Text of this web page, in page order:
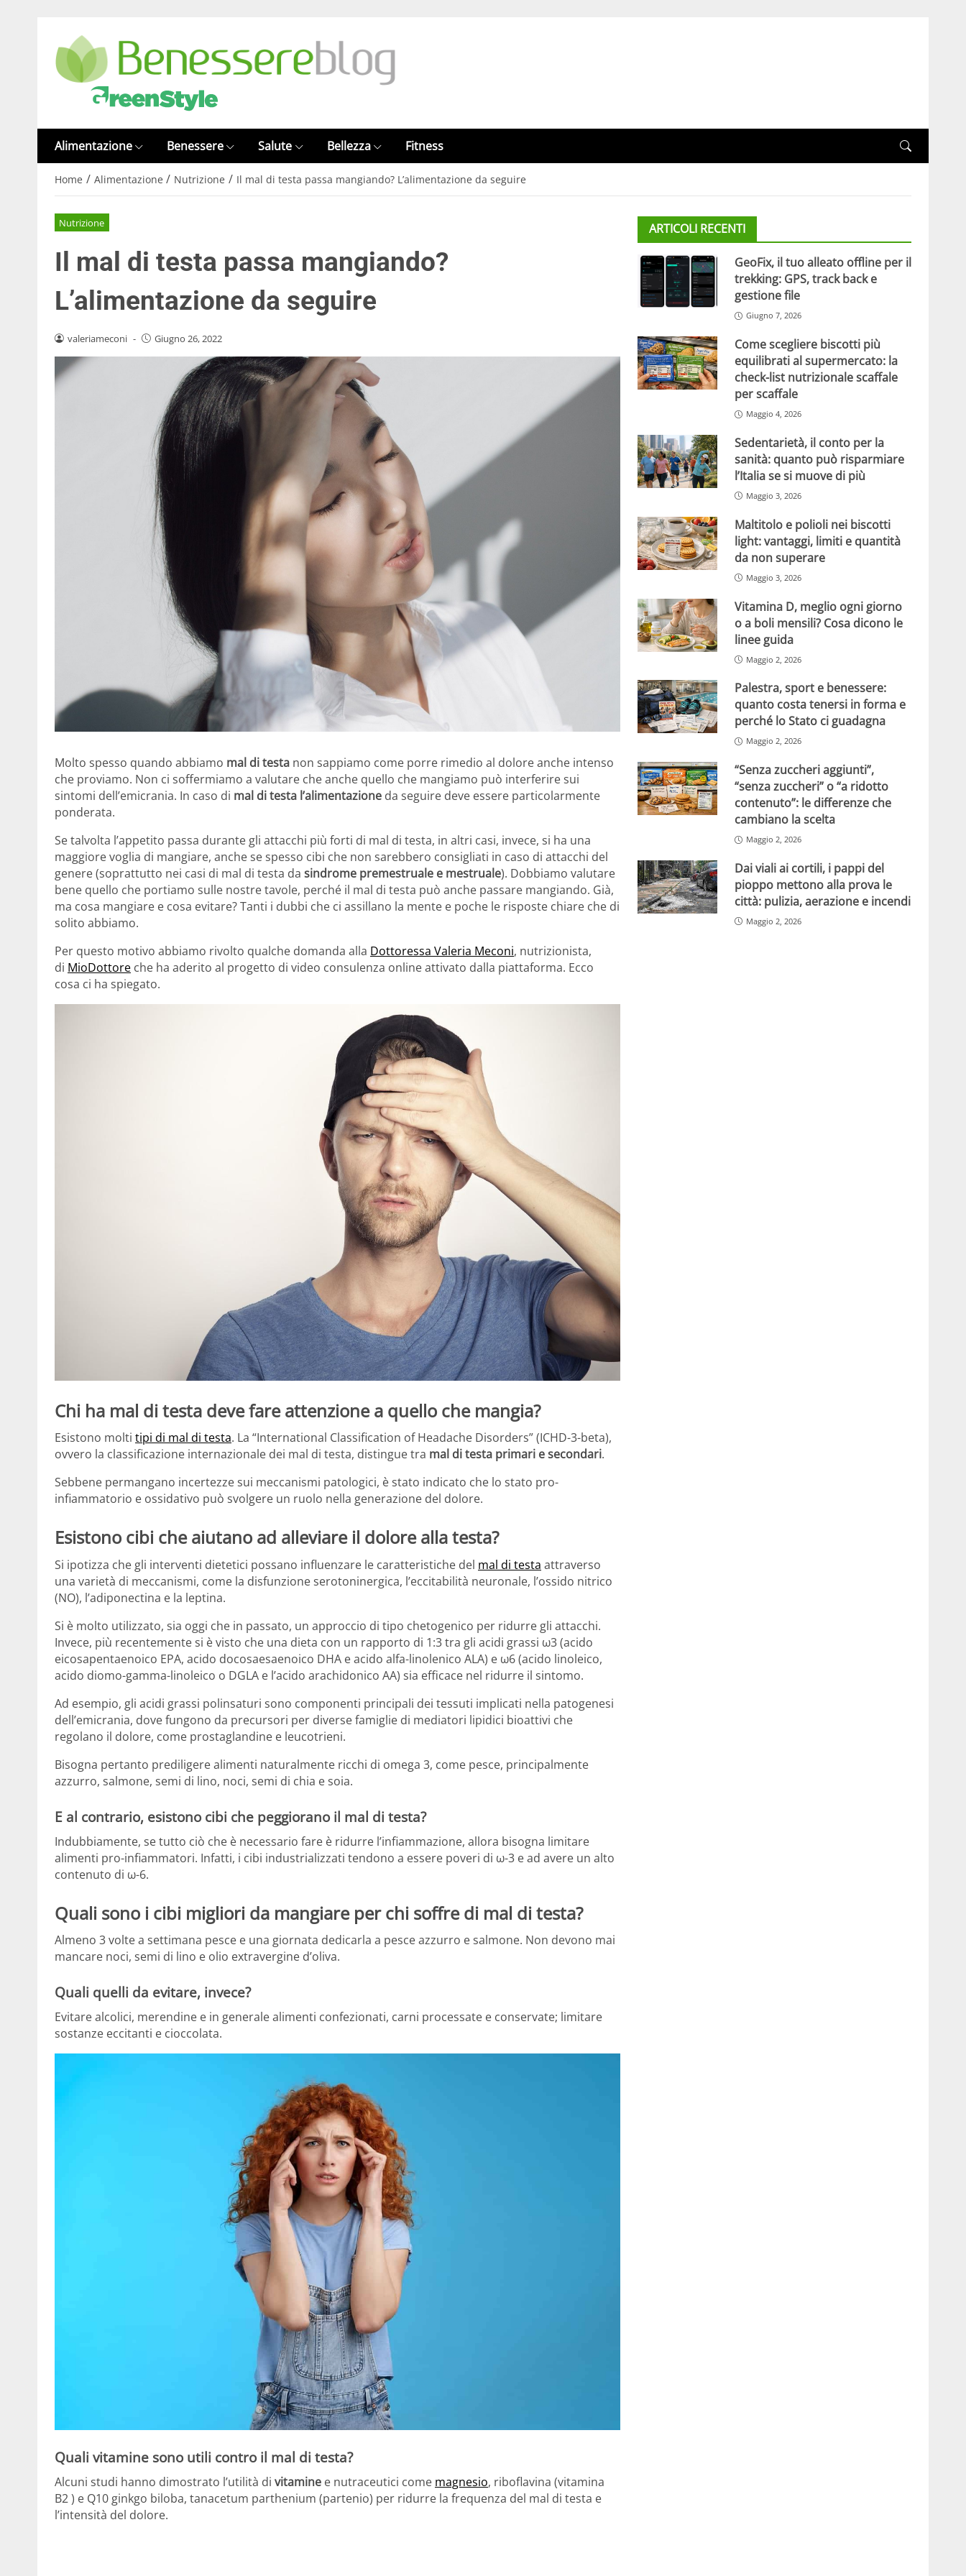
Alimentazione Benessere Salute Bellezza Fitness
Home / Alimentazione / Nutrizione / Il mal di testa passa mangiando? L’alimentazione da seguire
Nutrizione
Il mal di testa passa mangiando?
L’alimentazione da seguire
valeriameconi - Giugno 26, 2022
Molto spesso quando abbiamo mal di testa non sappiamo come porre rimedio al dolore anche intenso
che proviamo. Non ci soffermiamo a valutare che anche quello che mangiamo può interferire sui
sintomi dell’emicrania. In caso di mal di testa l’alimentazione da seguire deve essere particolarmente
ponderata.
Se talvolta l’appetito passa durante gli attacchi più forti di mal di testa, in altri casi, invece, si ha una
maggiore voglia di mangiare, anche se spesso cibi che non sarebbero consigliati in caso di attacchi del
genere (soprattutto nei casi di mal di testa da sindrome premestruale e mestruale). Dobbiamo valutare
bene quello che portiamo sulle nostre tavole, perché il mal di testa può anche passare mangiando. Già,
ma cosa mangiare e cosa evitare? Tanti i dubbi che ci assillano la mente e poche le risposte chiare che di
solito abbiamo.
Per questo motivo abbiamo rivolto qualche domanda alla Dottoressa Valeria Meconi, nutrizionista,
di MioDottore che ha aderito al progetto di video consulenza online attivato dalla piattaforma. Ecco
cosa ci ha spiegato.
Chi ha mal di testa deve fare attenzione a quello che mangia?
Esistono molti tipi di mal di testa. La “International Classification of Headache Disorders” (ICHD-3-beta),
ovvero la classificazione internazionale dei mal di testa, distingue tra mal di testa primari e secondari.
Sebbene permangano incertezze sui meccanismi patologici, è stato indicato che lo stato pro-
infiammatorio e ossidativo può svolgere un ruolo nella generazione del dolore.
Esistono cibi che aiutano ad alleviare il dolore alla testa?
Si ipotizza che gli interventi dietetici possano influenzare le caratteristiche del mal di testa attraverso
una varietà di meccanismi, come la disfunzione serotoninergica, l’eccitabilità neuronale, l’ossido nitrico
(NO), l’adiponectina e la leptina.
Si è molto utilizzato, sia oggi che in passato, un approccio di tipo chetogenico per ridurre gli attacchi.
Invece, più recentemente si è visto che una dieta con un rapporto di 1:3 tra gli acidi grassi ω3 (acido
eicosapentaenoico EPA, acido docosaesaenoico DHA e acido alfa-linolenico ALA) e ω6 (acido linoleico,
acido diomo-gamma-linoleico o DGLA e l’acido arachidonico AA) sia efficace nel ridurre il sintomo.
Ad esempio, gli acidi grassi polinsaturi sono componenti principali dei tessuti implicati nella patogenesi
dell’emicrania, dove fungono da precursori per diverse famiglie di mediatori lipidici bioattivi che
regolano il dolore, come prostaglandine e leucotrieni.
Bisogna pertanto prediligere alimenti naturalmente ricchi di omega 3, come pesce, principalmente
azzurro, salmone, semi di lino, noci, semi di chia e soia.
E al contrario, esistono cibi che peggiorano il mal di testa?
Indubbiamente, se tutto ciò che è necessario fare è ridurre l’infiammazione, allora bisogna limitare
alimenti pro-infiammatori. Infatti, i cibi industrializzati tendono a essere poveri di ω-3 e ad avere un alto
contenuto di ω-6.
Quali sono i cibi migliori da mangiare per chi soffre di mal di testa?
Almeno 3 volte a settimana pesce e una giornata dedicarla a pesce azzurro e salmone. Non devono mai
mancare noci, semi di lino e olio extravergine d’oliva.
Quali quelli da evitare, invece?
Evitare alcolici, merendine e in generale alimenti confezionati, carni processate e conservate; limitare
sostanze eccitanti e cioccolata.
Quali vitamine sono utili contro il mal di testa?
Alcuni studi hanno dimostrato l’utilità di vitamine e nutraceutici come magnesio, riboflavina (vitamina
B2 ) e Q10 ginkgo biloba, tanacetum parthenium (partenio) per ridurre la frequenza del mal di testa e
l’intensità del dolore.
ARTICOLI RECENTI
GeoFix, il tuo alleato offline per il
trekking: GPS, track back e
gestione file
Giugno 7, 2026
Come scegliere biscotti più
equilibrati al supermercato: la
check-list nutrizionale scaffale
per scaffale
Maggio 4, 2026
Sedentarietà, il conto per la
sanità: quanto può risparmiare
l’Italia se si muove di più
Maggio 3, 2026
Maltitolo e polioli nei biscotti
light: vantaggi, limiti e quantità
da non superare
Maggio 3, 2026
Vitamina D, meglio ogni giorno
o a boli mensili? Cosa dicono le
linee guida
Maggio 2, 2026
Palestra, sport e benessere:
quanto costa tenersi in forma e
perché lo Stato ci guadagna
Maggio 2, 2026
“Senza zuccheri aggiunti”,
“senza zuccheri” o “a ridotto
contenuto”: le differenze che
cambiano la scelta
Maggio 2, 2026
Dai viali ai cortili, i pappi del
pioppo mettono alla prova le
città: pulizia, aerazione e incendi
Maggio 2, 2026